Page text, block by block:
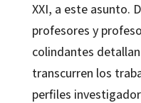
XXI, a este asunto.
profesores y
colindantes
transcurren los
perfiles